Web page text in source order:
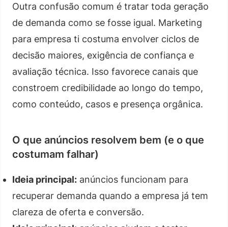
Outra confusão comum é tratar toda geração
de demanda como se fosse igual. Marketing
para empresa ti costuma envolver ciclos de
decisão maiores, exigência de confiança e
avaliação técnica. Isso favorece canais que
constroem credibilidade ao longo do tempo,
como conteúdo, casos e presença orgânica.
O que anúncios resolvem bem (e o que
costumam falhar)
Ideia principal: anúncios funcionam para
recuperar demanda quando a empresa já tem
clareza de oferta e conversão.